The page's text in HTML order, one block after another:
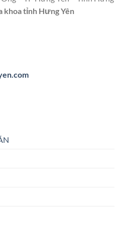
khoa tỉnh Hưng Yên